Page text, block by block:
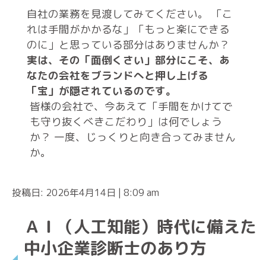
自社の業務を見渡してみてください。 「こ
れは手間がかかるな」「もっと楽にできる
のに」と思っている部分はありませんか？
実は、その「面倒くさい」部分にこそ、あ
なたの会社をブランドへと押し上げる
「宝」が隠されているのです。
皆様の会社で、今あえて「手間をかけてで
も守り抜くべきこだわり」は何でしょう
か？ 一度、じっくりと向き合ってみません
か。
投稿日: 2026年4月14日 | 8:09 am
ＡＩ（人工知能）時代に備えた
中小企業診断士のあり方